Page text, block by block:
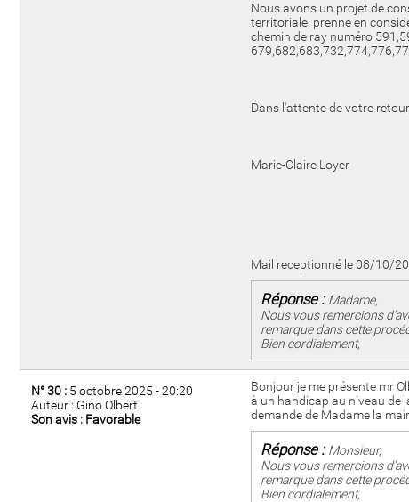
Nous avons un projet de
territoriale, prenne en
chemin de ray numéro
Dans l'attente de votre
Marie-Claire Loyer
Mail receptionné le 08/10/
Réponse :Madame,
Nous vous remercions
remarque dans cette
Bien cordialement,
N° 30 : 5 octobre 2025 - 20:20
Auteur : Gino Olbert
Son avis : Favorable
Bonjour je me présente mr
à un handicap au niveau de
demande de Madame la
Réponse :Monsieur,
Nous vous remercions
remarque dans cette
Bien cordialement,